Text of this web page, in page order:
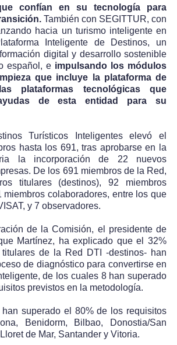
confían en su tecnología para
También con SEGITTUR, con
hacia un turismo inteligente en
Inteligente de Destinos, un
digital y desarrollo sostenible
español, e impulsando los módulos
que incluye la plataforma de
plataformas tecnológicas que
de esta entidad para su
Turísticos Inteligentes elevó el
hasta los 691, tras aprobarse en la
la incorporación de 22 nuevos
De los 691 miembros de la Red,
titulares (destinos), 92 miembros
miembros colaboradores, entre los que
y 7 observadores.
de la Comisión, el presidente de
Martínez, ha explicado que el 32%
de la Red DTI -destinos- han
de diagnóstico para convertirse en
de los cuales 8 han superado
previstos en la metodología.
han superado el 80% de los requisitos
Benidorm, Bilbao, Donostia/San
de Mar, Santander y Vitoria.